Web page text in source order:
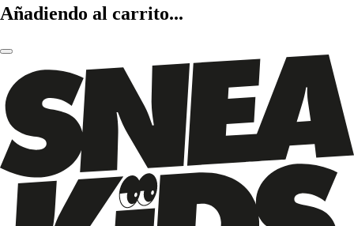
Añadiendo al carrito...